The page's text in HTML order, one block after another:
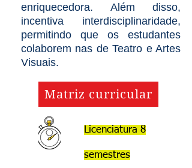
enriquecedora. Além disso,
incentiva interdisciplinaridade,
permitindo que os estudantes
colaborem nas de Teatro e Artes
Visuais.
Matriz curricular
Licenciatura 8
semestres